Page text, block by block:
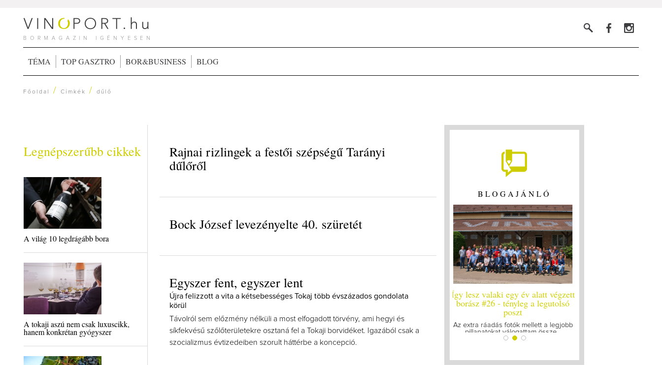
BORMAGAZIN IGÉNYESEN
TÉMA TOP GASZTRO BOR&BUSINESS BLOG
Főoldal /Címkék /dűlő
Legnépszerűbb cikkek
A világ 10 legdrágább bora
A tokaji aszú nem csak luxuscikk,
hanem konkrétan gyógyszer
Rajnai rizlingek a festői szépségű Tarányi
dűlőről
Bock József levezényelte 40. szüretét
Egyszer fent, egyszer lent
Újra felizzott a vita a kétsebességes Tokaj több évszázados gondolata
körül
Távolról sem előzmény nélküli a most elfogadott törvény, ami hegyi és
síkfekvésű szőlőterületekre osztaná fel a Tokaji borvidéket. Igazából csak a
szocializmus évtizedeiben szorult háttérbe a koncepció.
BLOGAJÁNLÓ
Így lesz valaki egy év alatt végzett
borász #26 - tényleg a legutolsó
pillanatokat válogattam össze...
Így lesz valaki egy év alatt végzett
borász #25
Megírtuk a modulzáró vizsgákat, már
lázasan készülünk az utolsó...